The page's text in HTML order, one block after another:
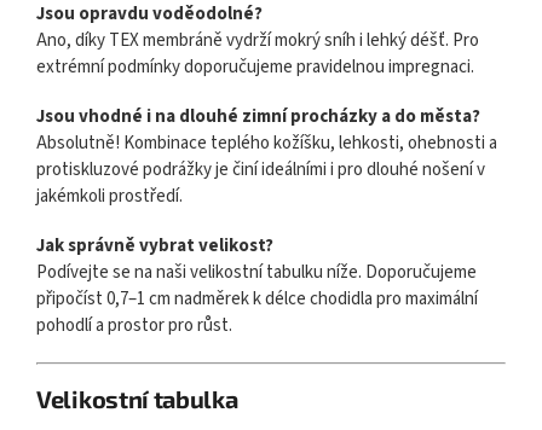
Jsou opravdu voděodolné?
Ano, díky TEX membráně vydrží mokrý sníh i lehký déšť. Pro
extrémní podmínky doporučujeme pravidelnou impregnaci.
Jsou vhodné i na dlouhé zimní procházky a do města?
Absolutně! Kombinace teplého kožíšku, lehkosti, ohebnosti a
protiskluzové podrážky je činí ideálními i pro dlouhé nošení v
jakémkoli prostředí.
Jak správně vybrat velikost?
Podívejte se na naši velikostní tabulku níže. Doporučujeme
připočíst 0,7–1 cm nadměrek k délce chodidla pro maximální
pohodlí a prostor pro růst.
Velikostní tabulka